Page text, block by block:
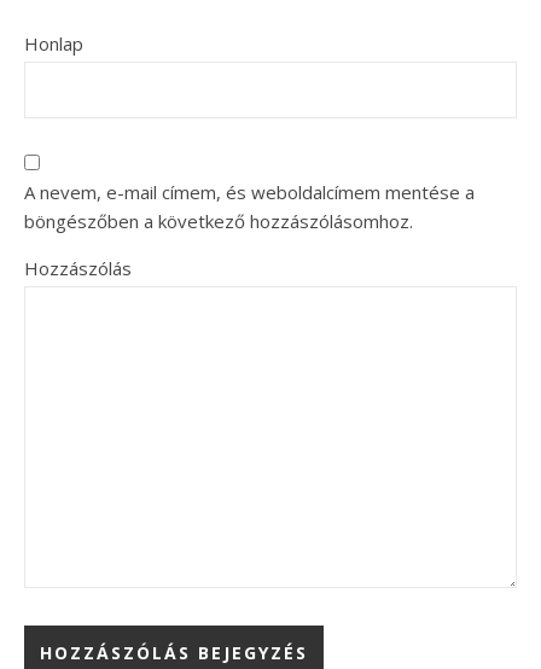
Honlap
A nevem, e-mail címem, és weboldalcímem mentése a
böngészőben a következő hozzászólásomhoz.
Hozzászólás